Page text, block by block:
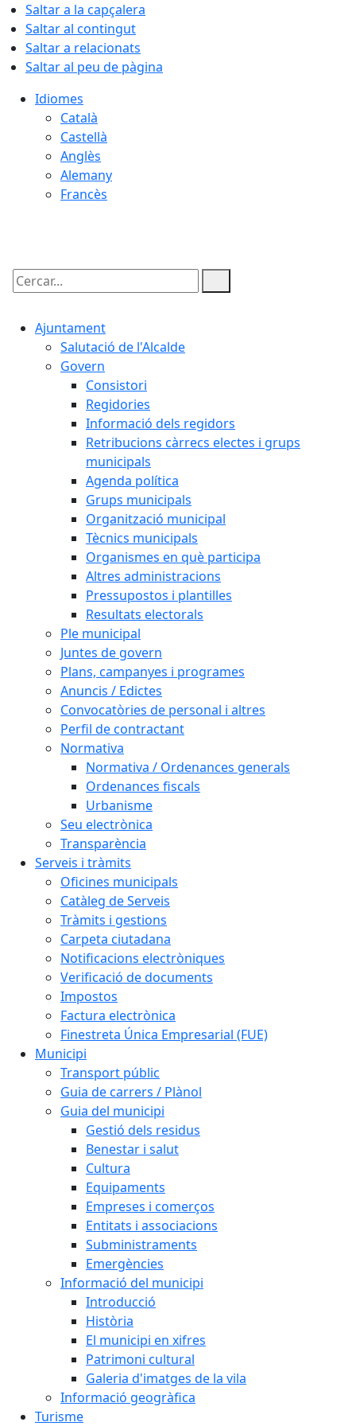
Saltar a la capçalera
Saltar al contingut
Saltar a relacionats
Saltar al peu de pàgina
Idiomes
Català
Castellà
Anglès
Alemany
Francès
Cercar:
Ajuntament
Salutació de l'Alcalde
Govern
Consistori
Regidories
Informació dels regidors
Retribucions càrrecs electes i grups
municipals
Agenda política
Grups municipals
Organització municipal
Tècnics municipals
Organismes en què participa
Altres administracions
Pressupostos i plantilles
Resultats electorals
Ple municipal
Juntes de govern
Plans, campanyes i programes
Anuncis / Edictes
Convocatòries de personal i altres
Perfil de contractant
Normativa
Normativa / Ordenances generals
Ordenances fiscals
Urbanisme
Seu electrònica
Transparència
Serveis i tràmits
Oficines municipals
Catàleg de Serveis
Tràmits i gestions
Carpeta ciutadana
Notificacions electròniques
Verificació de documents
Impostos
Factura electrònica
Finestreta Única Empresarial (FUE)
Municipi
Transport públic
Guia de carrers / Plànol
Guia del municipi
Gestió dels residus
Benestar i salut
Cultura
Equipaments
Empreses i comerços
Entitats i associacions
Subministraments
Emergències
Informació del municipi
Introducció
Història
El municipi en xifres
Patrimoni cultural
Galeria d'imatges de la vila
Informació geogràfica
Turisme